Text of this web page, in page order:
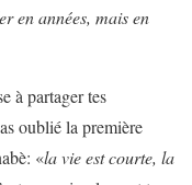
en années, mais en
à partager tes
oublié la première
«la vie est courte, la